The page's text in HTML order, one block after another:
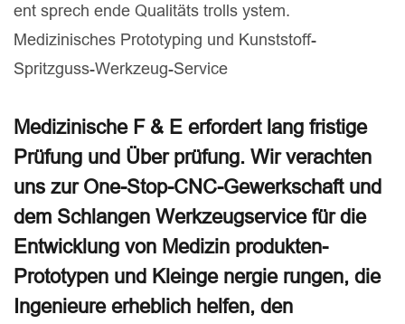
ent sprech ende Qualitäts trolls ystem.
Medizinisches Prototyping und Kunststoff-
Spritzguss-Werkzeug-Service
Medizinische F & E erfordert lang fristige
Prüfung und Über prüfung. Wir verachten
uns zur One-Stop-CNC-Gewerkschaft und
dem Schlangen Werkzeugservice für die
Entwicklung von Medizin produkten-
Prototypen und Kleinge nergie rungen, die
Ingenieure erheblich helfen, den